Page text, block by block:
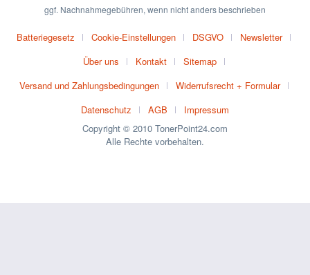
ggf. Nachnahmegebühren, wenn nicht anders beschrieben
Batteriegesetz Cookie-Einstellungen DSGVO
Newsletter
Über uns
Kontakt
Sitemap
Versand und Zahlungsbedingungen
Widerrufsrecht + Formular
Datenschutz
AGB
Impressum
Copyright © 2010 TonerPoint24.com
Alle Rechte vorbehalten.